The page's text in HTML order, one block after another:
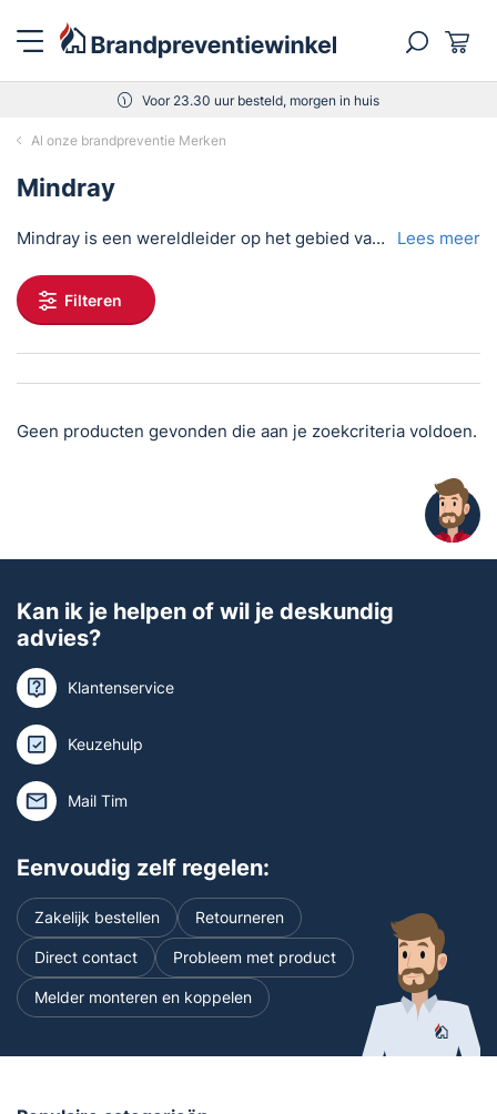
Voor 23.30 uur besteld, morgen in huis
Al onze brandpreventie Merken
Mindray
Mindray is een wereldleider op het gebied van medische technologie, gespecialiseerd in hoogwaardige oplossingen voor diagnose, monitoring en reanimatie. Het merk staat bekend om zijn betrouwbare AED’s (Automatische Externe Defibrillators) en geavanceerde medische apparatuur, ontworpen om levens te redden in de meest kritieke momenten. Lees meer
Filteren
Geen producten gevonden die aan je zoekcriteria voldoen.
Kan ik je helpen of wil je deskundig
advies?
Klantenservice
Keuzehulp
Mail Tim
Eenvoudig zelf regelen:
Zakelijk bestellen Retourneren
Direct contact Probleem met product
Melder monteren en koppelen